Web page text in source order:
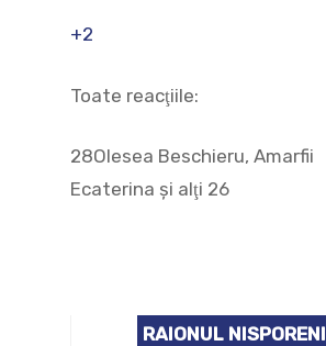
+2
Toate reacţiile:
28Olesea Beschieru, Amarfii
Ecaterina şi alţi 26
RAIONUL NISPORENI